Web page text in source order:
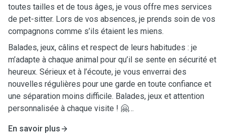
toutes tailles et de tous âges, je vous offre mes services
de pet-sitter. Lors de vos absences, je prends soin de vos
compagnons comme s’ils étaient les miens.
Balades, jeux, câlins et respect de leurs habitudes : je
m’adapte à chaque animal pour qu’il se sente en sécurité et
heureux. Sérieux et à l’écoute, je vous enverrai des
nouvelles régulières pour une garde en toute confiance et
une séparation moins difficile. Balades, jeux et attention
personnalisée à chaque visite ! 🤗
Je possède de l'expérience dans la garde de chats, chiens
En savoir plus